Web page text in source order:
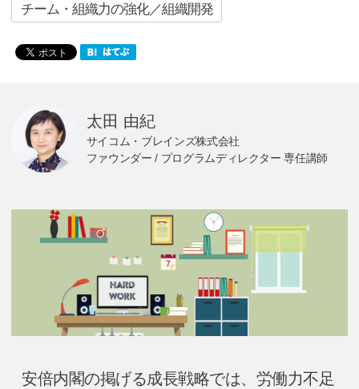
お問い合わせ
資料ダウンロード
検
チーム・組織力の強化／組織開発
太田 由紀
サイコム・ブレインズ株式会社
ファウンダー / プログラムディレクター 専任講師
安倍内閣の掲げる成長戦略では、労働力不足